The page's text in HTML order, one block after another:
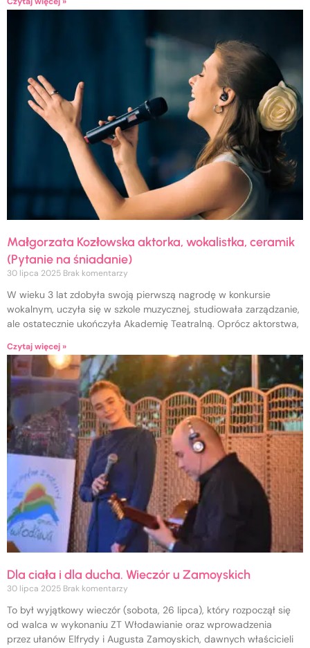
Małgorzata Kozłowska aktorka, wokalistka, ceramik
(Pytanie na śniadanie)
30 lipca 2025 Brak komentarzy
W wieku 3 lat zdobyła swoją pierwszą nagrodę w konkursie
wokalnym, uczyła się w szkole muzycznej, studiowała zarządzanie,
ale ostatecznie ukończyła Akademię Teatralną. Oprócz aktorstwa,
Czytaj więcej »
Dla ciała i dla ducha. Wieczór u Zamoyskich
30 lipca 2025 Brak komentarzy
To był wyjątkowy wieczór (sobota, 26 lipca), który rozpoczął się
od walca w wykonaniu ZT Włodawianie oraz wprowadzenia
przez ułanów Elfrydy i Augusta Zamoyskich, dawnych właścicieli